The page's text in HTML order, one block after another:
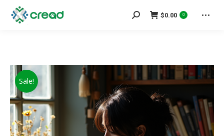
Search:$0.00 0
Sale!